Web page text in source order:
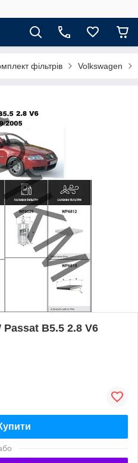
фільтрів Volkswagen
Passat B5.5 2.8 V6